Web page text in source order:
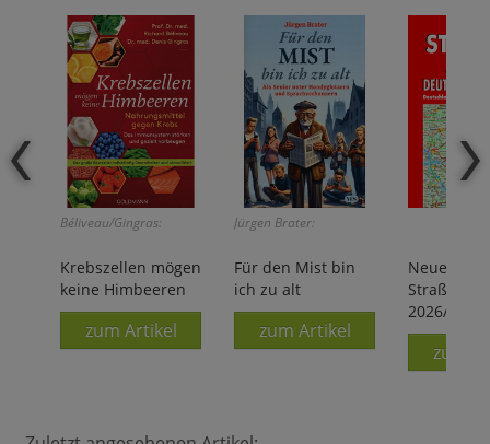
Béliveau/Gingras:
Krebszellen mögen
keine Himbeeren
zum Artikel
Jürgen Brater:
Für den Mist bin
ich zu alt
zum Artikel
Neuer
2026/2027
zum